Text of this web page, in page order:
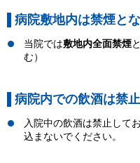
病院敷地内は禁煙と
当院では敷地内全面禁煙
む）
病院内での飲酒は禁
入院中の飲酒は禁止して
込まないでください。